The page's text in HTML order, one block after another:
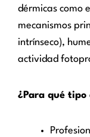
dérmicas como
mecanismos
intrínseco),
actividad
¿Para qué tipo